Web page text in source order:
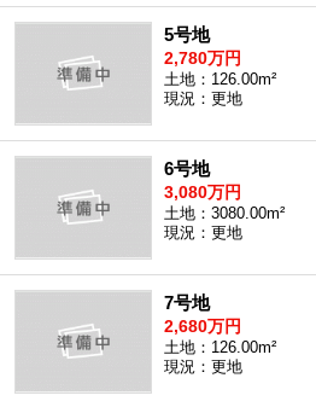
5号地
2,780万円
土地：126.00m²
現況：更地
6号地
3,080万円
土地：3080.00m²
現況：更地
7号地
2,680万円
土地：126.00m²
現況：更地